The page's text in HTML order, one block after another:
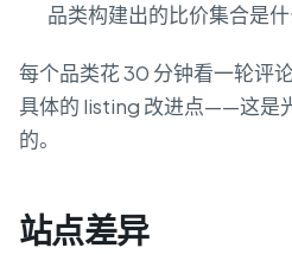
品类构建出的比价集合是什
每个品类花 30 分钟看一轮评
具体的 listing 改进点——这是
的。
站点差异